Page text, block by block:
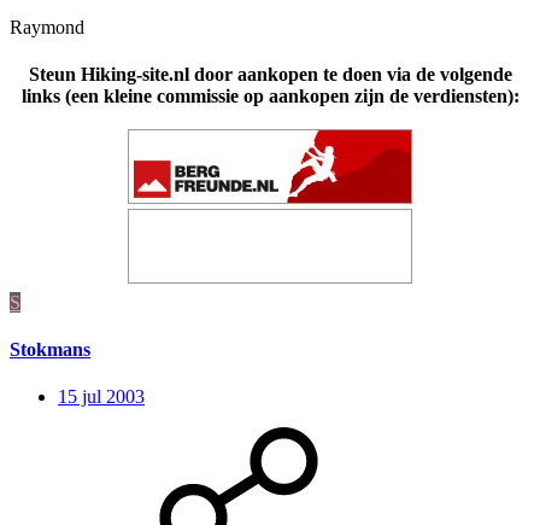
Raymond
Steun Hiking-site.nl door aankopen te doen via de volgende
links (een kleine commissie op aankopen zijn de verdiensten):
S
Stokmans
15 jul 2003